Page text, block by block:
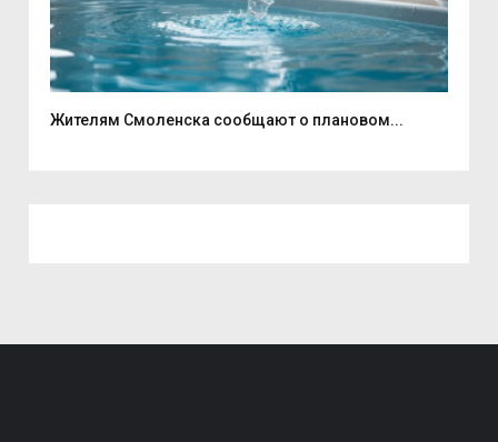
Жителям Смоленска сообщают о плановом...